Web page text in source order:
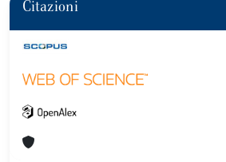
Citazioni